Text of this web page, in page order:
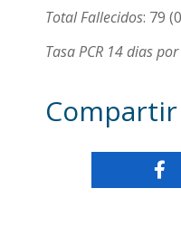
Total Fallecidos: 79
Tasa PCR 14 dias
Compartir